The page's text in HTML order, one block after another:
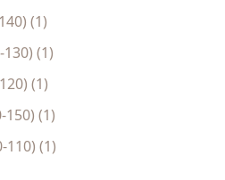
(1)
(1)
(1)
150) (1)
110) (1)